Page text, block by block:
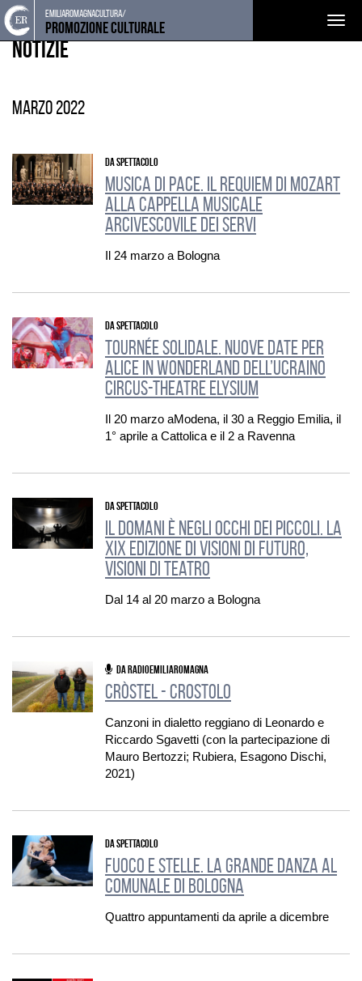
Torna
alla
home
page
Cerca
nel
sito
Salta
ai
contenuti
Salta
al
menu
principale
emiliaromagnacultura/
Promozione Culturale
EVENTI E NEWS
Notizie
marzo 2022
DA SPETTACOLO
Musica di Pace. Il Requiem di Mozart
alla Cappella Musicale
Arcivescovile dei Servi
Il 24 marzo a Bologna
DA SPETTACOLO
Tournée solidale. Nuove date per
Alice in Wonderland dell’ucraino
Circus-Theatre Elysium
Il 20 marzo aModena, il 30 a Reggio Emilia, il
1° aprile a Cattolica e il 2 a Ravenna
DA SPETTACOLO
Il domani è negli occhi dei piccoli. La
XIX edizione di Visioni di futuro,
visioni di teatro
Dal 14 al 20 marzo a Bologna
DA RADIOEMILIAROMAGNA
Cròstel - Crostolo
Canzoni in dialetto reggiano di Leonardo e
Riccardo Sgavetti (con la partecipazione di
Mauro Bertozzi; Rubiera, Esagono Dischi,
2021)
DA SPETTACOLO
Fuoco e stelle. La grande danza al
Comunale di Bologna
Quattro appuntamenti da aprile a dicembre